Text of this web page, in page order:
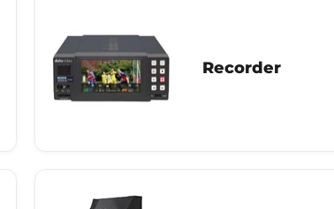
Recorder